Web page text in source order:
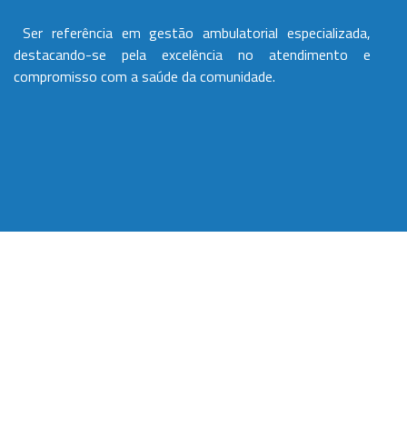
Ser referência em gestão ambulatorial especializada,
destacando-se pela excelência no atendimento e
compromisso com a saúde da comunidade.